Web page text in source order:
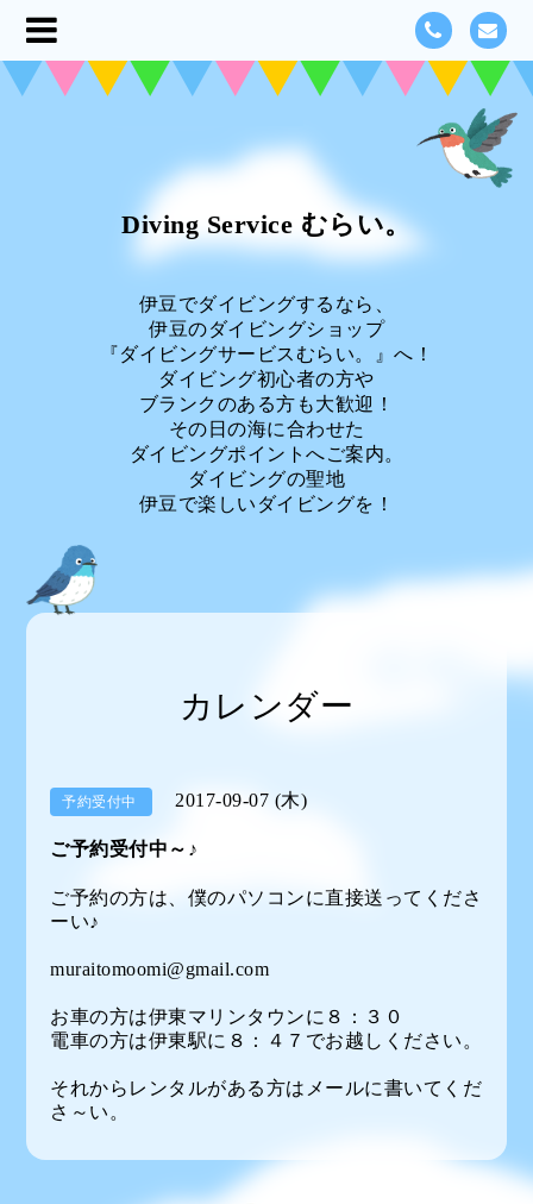
Diving Service むらい。
伊豆でダイビングするなら、
伊豆のダイビングショップ
『ダイビングサービスむらい。』へ！
ダイビング初心者の方や
ブランクのある方も大歓迎！
その日の海に合わせた
ダイビングポイントへご案内。
ダイビングの聖地
伊豆で楽しいダイビングを！
カレンダー
予約受付中 2017-09-07 (木)
ご予約受付中～♪
ご予約の方は、僕のパソコンに直接送ってくださ
ーい♪
muraitomoomi@gmail.com
お車の方は伊東マリンタウンに８：３０
電車の方は伊東駅に８：４７でお越しください。
それからレンタルがある方はメールに書いてくだ
さ～い。